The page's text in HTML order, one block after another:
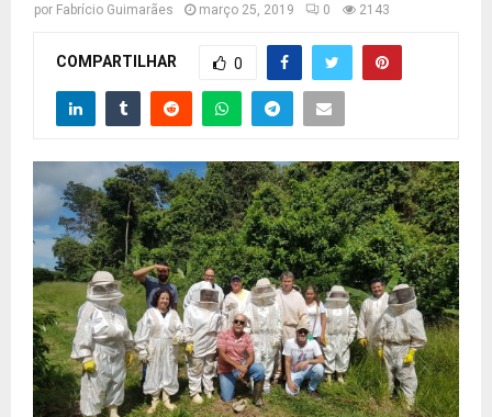
por Fabrício Guimarães março 25, 2019 0 2143
COMPARTILHAR 0